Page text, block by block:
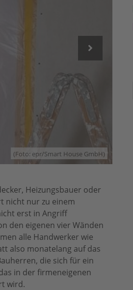
(Foto: epr/Smart House GmbH)
Heizungsbauer oder
nicht nur zu einem
erst in Angriff
den eigenen vier Wänden
alle Handwerker wie
also monatelang auf das
die sich für ein
in der firmeneigenen
wird.